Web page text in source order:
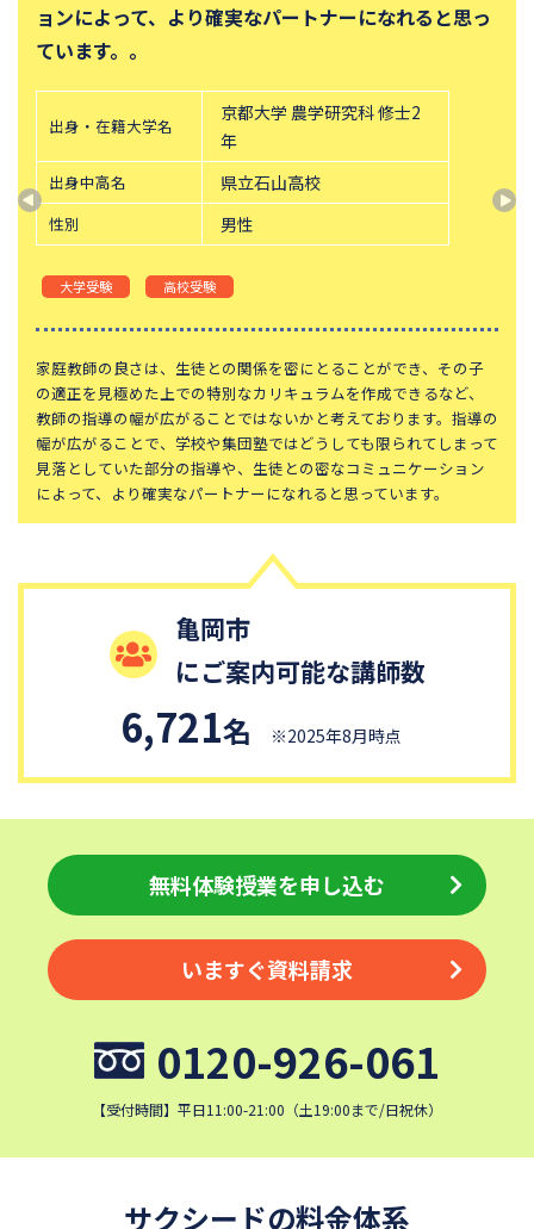
ョンによって、より確実なパートナーになれると思っ
ています。。
出身・在籍大学名
京都大学 農学研究科 修士2
年
出身中高名 県立石山高校
性別 男性
大学受験 高校受験
家庭教師の良さは、生徒との関係を密にとることができ、その子
の適正を見極めた上での特別なカリキュラムを作成できるなど、
教師の指導の幅が広がることではないかと考えております。指導の
幅が広がることで、学校や集団塾ではどうしても限られてしまって
見落としていた部分の指導や、生徒との密なコミュニケーション
によって、より確実なパートナーになれると思っています。
亀岡市
にご案内可能な講師数
6,721名 ※2025年8月時点
無料体験授業を申し込む
いますぐ資料請求
0120-926-061
【受付時間】平日11:00-21:00（土19:00まで/日祝休）
サクシードの料金体系